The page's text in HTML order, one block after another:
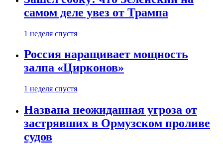
самом деле увез от Трампа
1 неделя спустя
Россия наращивает мощность
залпа «Цирконов»
1 неделя спустя
Названа неожиданная угроза от
застрявших в Ормузском проливе
судов